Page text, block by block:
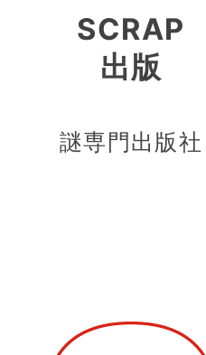
SCRAP
出版
謎専門出版社